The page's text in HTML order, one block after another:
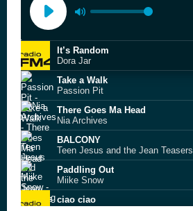
It’s Random
Dora Jar
Take a Walk
Passion Pit
There Goes Ma Head
Nia Archives
BALCONY
Teen Jesus and the Jean Teasers
Paddling Out
Miike Snow
ciao ciao